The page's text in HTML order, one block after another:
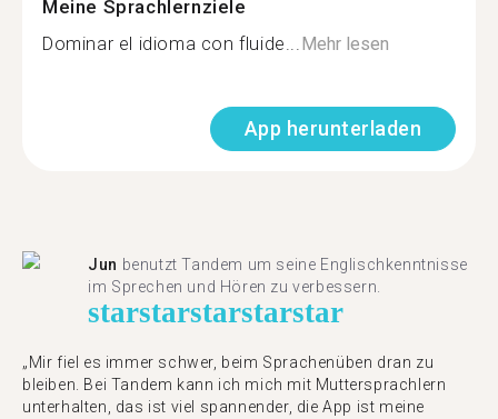
Meine Sprachlernziele
Dominar el idioma con fluide...Mehr lesen
App herunterladen
Jun benutzt Tandem um seine Englischkenntnisse
im Sprechen und Hören zu verbessern.
starstarstarstarstar
„Mir fiel es immer schwer, beim Sprachenüben dran zu
bleiben. Bei Tandem kann ich mich mit Muttersprachlern
unterhalten, das ist viel spannender, die App ist meine